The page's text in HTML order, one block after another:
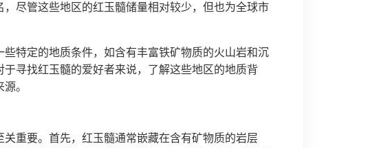
尽管这些地区的红玉髓储量相对较少，但也为全球市
特定的地质条件，如含有丰富铁矿物质的火山岩和沉
寻找红玉髓的爱好者来说，了解这些地区的地质背
。
重要。首先，红玉髓通常嵌藏在含有矿物质的岩层